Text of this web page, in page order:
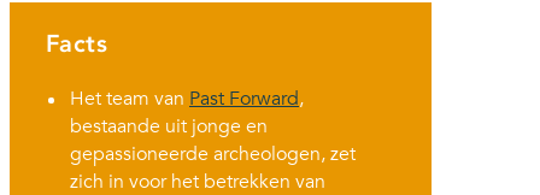
Facts
Het team van Past Forward,
bestaande uit jonge en
gepassioneerde archeologen, zet
zich in voor het betrekken van